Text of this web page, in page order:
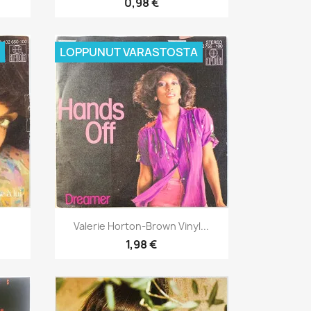
Pikakatselu
Valerie Horton-Brown Vinyl...
1,98 €
LOPPUNUT VARASTOSTA